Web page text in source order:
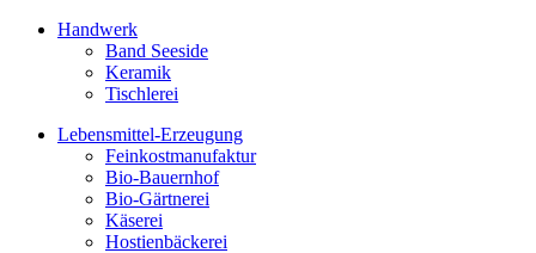
Handwerk
Band Seeside
Keramik
Tischlerei
Lebensmittel-Erzeugung
Feinkostmanufaktur
Bio-Bauernhof
Bio-Gärtnerei
Käserei
Hostienbäckerei